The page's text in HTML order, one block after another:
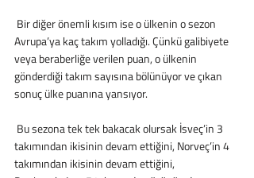
Avrupa’ya kaç takım yolladığı. Çünkü galibiyete
veya beraberliğe verilen puan, o ülkenin
gönderdiği takım sayısına bölünüyor ve çıkan
sonuç ülke puanına yansıyor.
takımından ikisinin devam ettiğini, Norveç’in 4
takımından ikisinin devam ettiğini,